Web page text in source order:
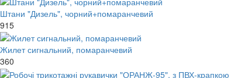
Штани "Дизель", чорний+помаранчевий
915
Жилет сигнальний, помаранчевий
360